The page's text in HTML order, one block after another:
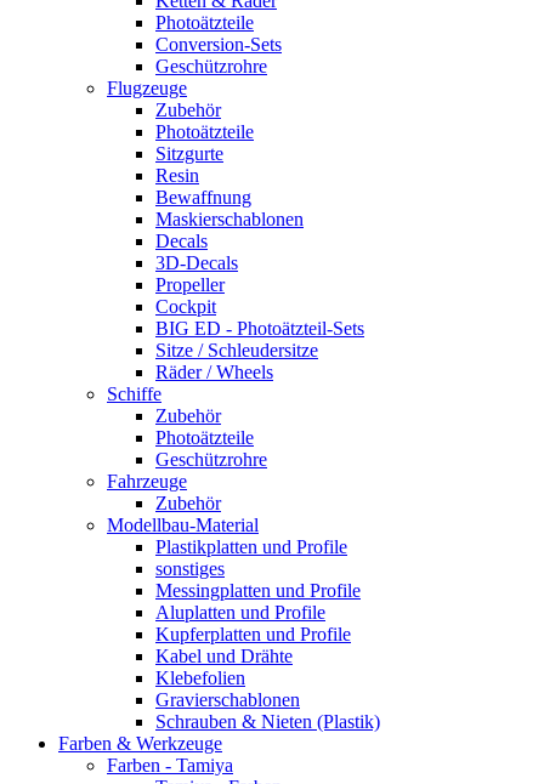
Photoätzteile
Conversion-Sets
Geschützrohre
Flugzeuge
Zubehör
Photoätzteile
Sitzgurte
Resin
Bewaffnung
Maskierschablonen
Decals
3D-Decals
Propeller
Cockpit
BIG ED - Photoätzteil-Sets
Sitze / Schleudersitze
Räder / Wheels
Schiffe
Zubehör
Photoätzteile
Geschützrohre
Fahrzeuge
Zubehör
Modellbau-Material
Plastikplatten und Profile
sonstiges
Messingplatten und Profile
Aluplatten und Profile
Kupferplatten und Profile
Kabel und Drähte
Klebefolien
Gravierschablonen
Schrauben & Nieten (Plastik)
Farben & Werkzeuge
Farben - Tamiya